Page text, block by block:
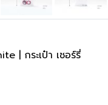
| กระเป๋า เชอร์รี่